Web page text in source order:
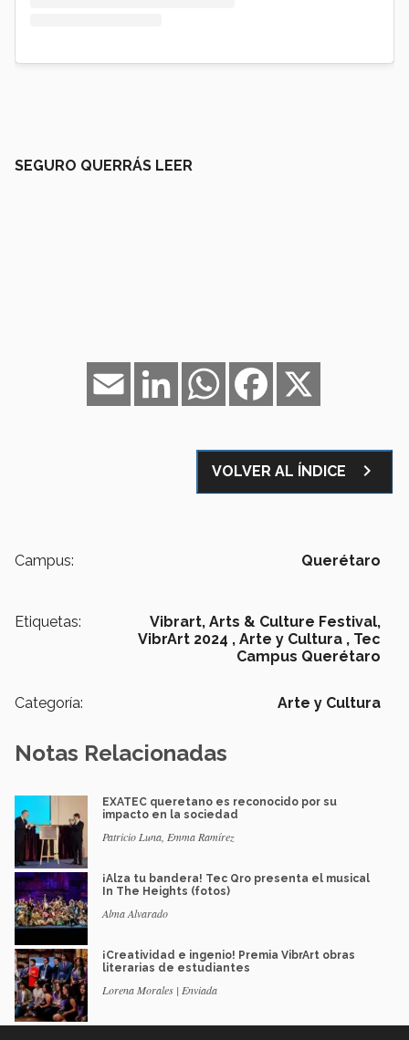
SEGURO QUERRÁS LEER
Facebook
WhatsApp
LinkedIn
Email
VOLVER AL ÍNDICE navigate_next
Campus: Querétaro
Etiquetas:
Vibrart, Arts & Culture Festival,
VibrArt 2024 , Arte y Cultura , Tec
Campus Querétaro
Categoría: Arte y Cultura
Notas Relacionadas
EXATEC queretano es reconocido por su
impacto en la sociedad
Patricio Luna, Emma Ramírez
¡Alza tu bandera! Tec Qro presenta el musical
In The Heights (fotos)
Alma Alvarado
¡Creatividad e ingenio! Premia VibrArt obras
literarias de estudiantes
Lorena Morales | Enviada